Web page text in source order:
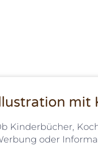
mit
Kinderbücher,
oder